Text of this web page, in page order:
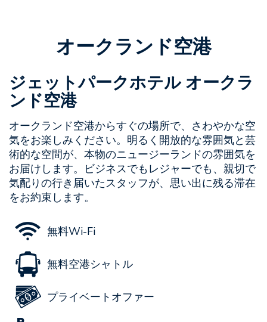
オークランド空港
ジェットパークホテル オークラ
ンド空港
オークランド空港からすぐの場所で、さわやかな空
気をお楽しみください。明るく開放的な雰囲気と芸
術的な空間が、本物のニュージーランドの雰囲気を
お届けします。ビジネスでもレジャーでも、親切で
気配りの行き届いたスタッフが、思い出に残る滞在
をお約束します。
無料Wi-Fi
無料空港シャトル
プライベートオファー